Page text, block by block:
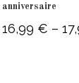
anniversaire
16,99 € –